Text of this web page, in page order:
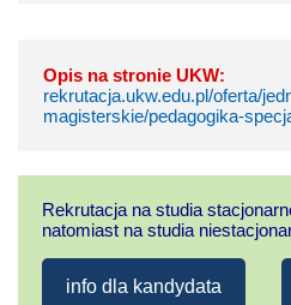
Opis na stronie UKW:
rekrutacja.ukw.edu.pl/oferta/
magisterskie/pedagogika-
Rekrutacja na studia
natomiast na studia
info dla kandydata